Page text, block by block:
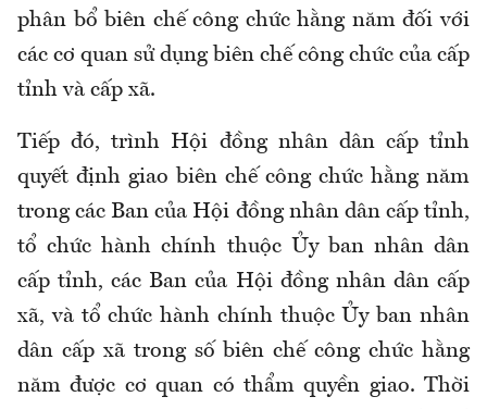
phân bổ biên chế công chức hằng năm đối với
các cơ quan sử dụng biên chế công chức của cấp
tỉnh và cấp xã.
Tiếp đó, trình Hội đồng nhân dân cấp tỉnh
quyết định giao biên chế công chức hằng năm
trong các Ban của Hội đồng nhân dân cấp tỉnh,
tổ chức hành chính thuộc Ủy ban nhân dân
cấp tỉnh, các Ban của Hội đồng nhân dân cấp
xã, và tổ chức hành chính thuộc Ủy ban nhân
dân cấp xã trong số biên chế công chức hằng
năm được cơ quan có thẩm quyền giao. Thời